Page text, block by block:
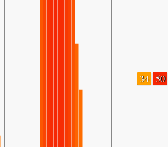
34 50